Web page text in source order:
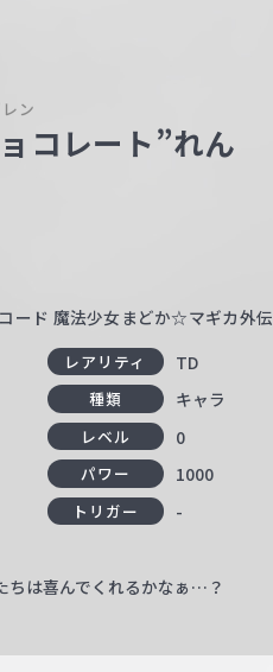
ン
コレート”れん
ード 魔法少女まどか☆マギカ外伝
レアリティ TD
種類 キャラ
レベル 0
パワー 1000
トリガー -
は喜んでくれるかなぁ…？